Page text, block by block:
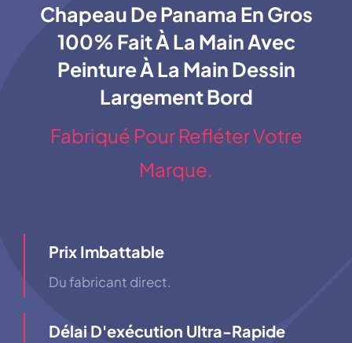
Catalogue
À propos
Contact
Chapeau De Panama En Gros
100% Fait À La Main Avec
Peinture À La Main Dessin
Largement Bord
Fabriqué Pour Refléter Votre
Marque.
Prix ​​imbattable
Du fabricant direct.
Délai D'exécution Ultra-Rapide